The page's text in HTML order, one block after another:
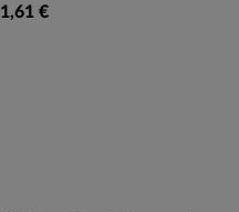
1,61 €